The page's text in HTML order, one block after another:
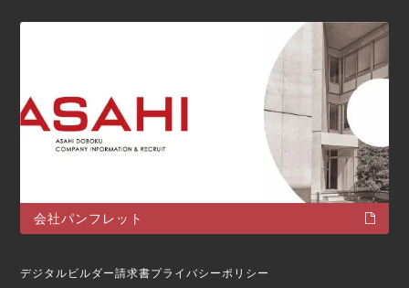
会社パンフレット
デジタルビルダー請求書プライバシーポリシー